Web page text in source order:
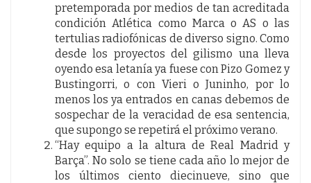
pretemporada por medios de tan acreditada
condición Atlética como Marca o AS o las
tertulias radiofónicas de diverso signo. Como
desde los proyectos del gilismo una lleva
oyendo esa letanía ya fuese con Pizo Gomez y
Bustingorri, o con Vieri o Juninho, por lo
menos los ya entrados en canas debemos de
sospechar de la veracidad de esa sentencia,
que supongo se repetirá el próximo verano.
“Hay equipo a la altura de Real Madrid y
Barça”. No solo se tiene cada año lo mejor de
los últimos ciento diecinueve, sino que